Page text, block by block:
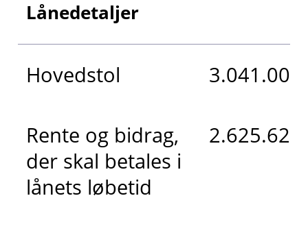
Lånedetaljer
Hovedstol 3.041.000
Rente og bidrag,
der skal betales i
lånets løbetid
2.625.621